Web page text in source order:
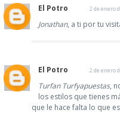
El Potro 2 de enero
Jonathan, a ti por tu
El Potro 2 de enero
Turfan Turfyapuestas,
los estilos que tienes
que le hace falta lo que